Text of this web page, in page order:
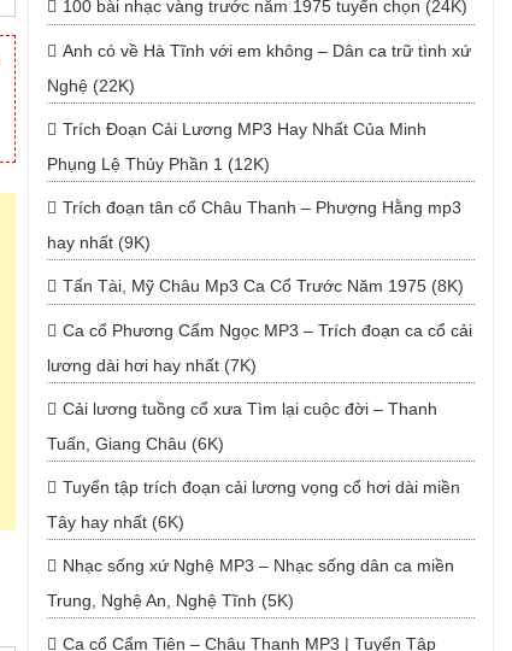
100 bài nhạc vàng trước năm 1975 tuyển chọn (24K)
Anh có về Hà Tĩnh với em không – Dân ca trữ tình xứ
Nghệ (22K)
Trích Đoạn Cải Lương MP3 Hay Nhất Của Minh
Phụng Lệ Thủy Phần 1 (12K)
Trích đoạn tân cổ Châu Thanh – Phượng Hằng mp3
hay nhất (9K)
Tấn Tài, Mỹ Châu Mp3 Ca Cổ Trước Năm 1975 (8K)
Ca cổ Phương Cẩm Ngọc MP3 – Trích đoạn ca cổ cải
lương dài hơi hay nhất (7K)
Cải lương tuồng cổ xưa Tìm lại cuộc đời – Thanh
Tuấn, Giang Châu (6K)
Tuyển tập trích đoạn cải lương vọng cổ hơi dài miền
Tây hay nhất (6K)
Nhạc sống xứ Nghệ MP3 – Nhạc sống dân ca miền
Trung, Nghệ An, Nghệ Tĩnh (5K)
Ca cổ Cẩm Tiên – Châu Thanh MP3 | Tuyển Tập